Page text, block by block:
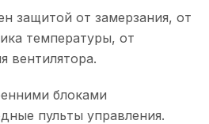
защитой от замерзания, от
температуры, от
вентилятора.
блоками
пульты управления.